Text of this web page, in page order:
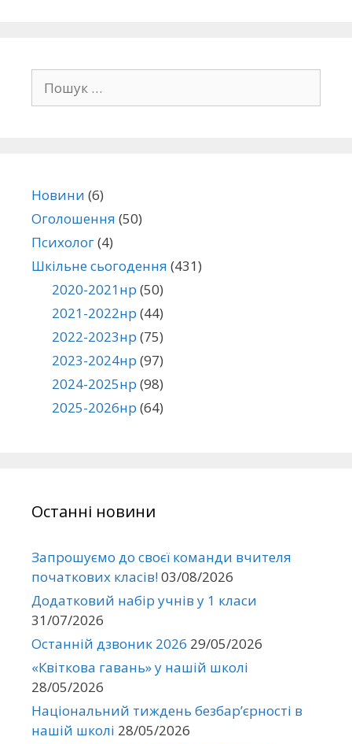
Новини (6)
Оголошення (50)
Психолог(4)
Шкільне сьогодення (431)
2020-2021нр (50)
2021-2022нр (44)
2022-2023нр (75)
2023-2024нр (97)
2024-2025нр (98)
2025-2026нр (64)
Останні новини
Запрошуємо до своєї команди вчителя
початкових класів!03/08/2026
Додатковий набір учнів у 1 класи
31/07/2026
Останній дзвоник 2026 29/05/2026
«Квіткова гавань» у нашій школі
28/05/2026
Національний тиждень безбар’єрності в
нашій школі 28/05/2026